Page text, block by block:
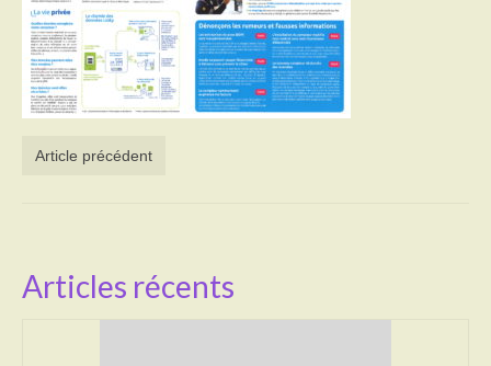
Activités
Poésie
Contact
Heures d’ouverture
Infos utiles
Article précédent
Articles récents